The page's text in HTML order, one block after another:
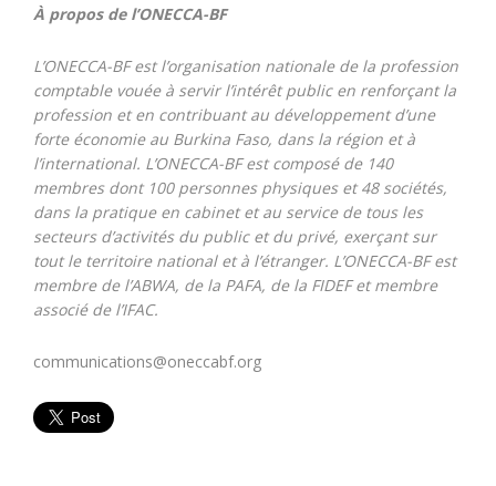
À propos de l’ONECCA-BF
L’ONECCA-BF est l’organisation nationale de la profession
comptable vouée à servir l’intérêt public en renforçant la
profession et en contribuant au développement d’une
forte économie au Burkina Faso, dans la région et à
l’international. L’ONECCA-BF est composé de 140
membres dont 100 personnes physiques et 48 sociétés,
dans la pratique en cabinet et au service de tous les
secteurs d’activités du public et du privé, exerçant sur
tout le territoire national et à l’étranger. L’ONECCA-BF est
membre de l’ABWA, de la PAFA, de la FIDEF et membre
associé de l’IFAC.
communications@oneccabf.org